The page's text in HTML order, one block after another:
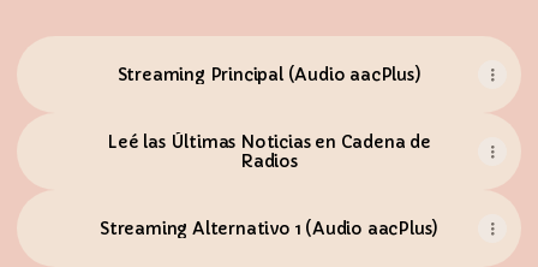
Streaming Principal (Audio aacPlus)
Leé las Últimas Noticias en Cadena de
Radios
Streaming Alternativo 1 (Audio aacPlus)